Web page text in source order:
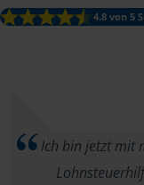
4.8 von 5
Ich bin jetzt mit